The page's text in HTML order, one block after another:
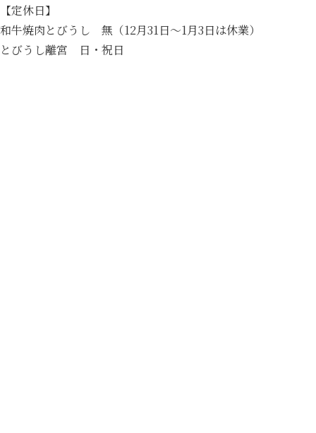
【定休日】
和牛焼肉とびうし 無（12月31日～1月3日は休業）
とびうし離宮 日・祝日